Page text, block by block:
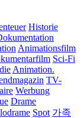
Historie
Animationsfilm
Sci-Fi
Animation.
TV-
Werbung
Drame
Spot 가족